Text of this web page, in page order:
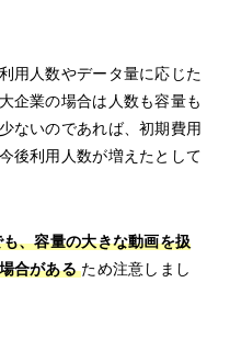
用人数やデータ量に応じた
企業の場合は人数も容量も
ないのであれば、初期費用
後利用人数が増えたとして
、容量の大きな動画を扱
合があるため注意しまし